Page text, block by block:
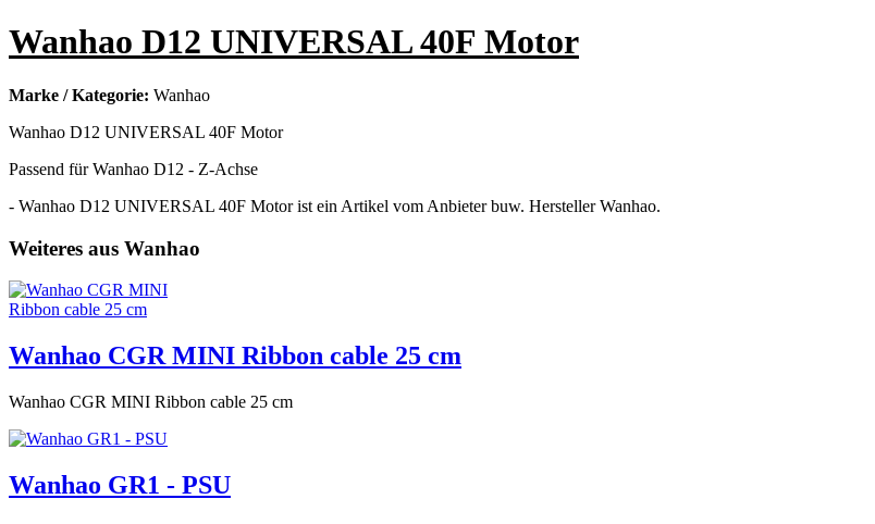
Wanhao D12 UNIVERSAL 40F Motor
Marke / Kategorie: Wanhao
Wanhao D12 UNIVERSAL 40F Motor
Passend für Wanhao D12 - Z-Achse
- Wanhao D12 UNIVERSAL 40F Motor ist ein Artikel vom Anbieter buw. Hersteller Wanhao.
Weiteres aus Wanhao
Wanhao CGR MINI Ribbon cable 25 cm
Wanhao CGR MINI Ribbon cable 25 cm
Wanhao GR1 - PSU